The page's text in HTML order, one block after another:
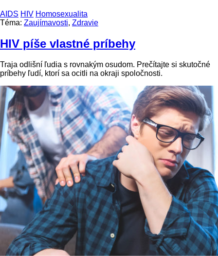
AIDS HIV Homosexualita
Téma: Zaujímavosti, Zdravie
HIV píše vlastné príbehy
Traja odlišní ľudia s rovnakým osudom. Prečítajte si skutočné
príbehy ľudí, ktorí sa ocitli na okraji spoločnosti.